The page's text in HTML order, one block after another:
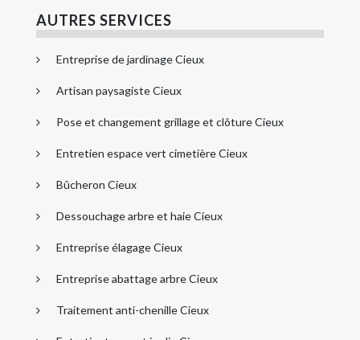
AUTRES SERVICES
Entreprise de jardinage Cieux
Artisan paysagiste Cieux
Pose et changement grillage et clôture Cieux
Entretien espace vert cimetière Cieux
Bûcheron Cieux
Dessouchage arbre et haie Cieux
Entreprise élagage Cieux
Entreprise abattage arbre Cieux
Traitement anti-chenille Cieux